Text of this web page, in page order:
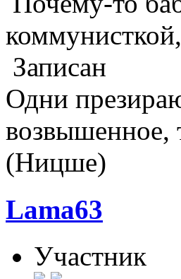
Записан
Одни
возвышенное,
(Ницше)
Lama63
Участник